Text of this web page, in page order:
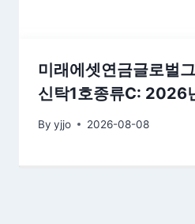
미래에셋연금글로벌
신탁1호종류C: 2026
By yjjo 2026-08-08